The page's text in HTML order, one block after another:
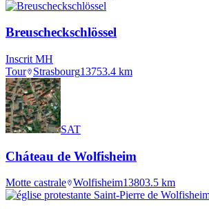
Breuscheckschlössel
Inscrit MH
Tour
Strasbourg13753.4 km
SAT
Cháteau de Wolfisheim
Motte castrale Wolfisheim13803.5 km